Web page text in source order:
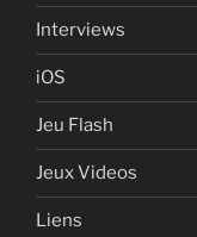
Interviews
iOS
Jeu Flash
Jeux Videos
Liens